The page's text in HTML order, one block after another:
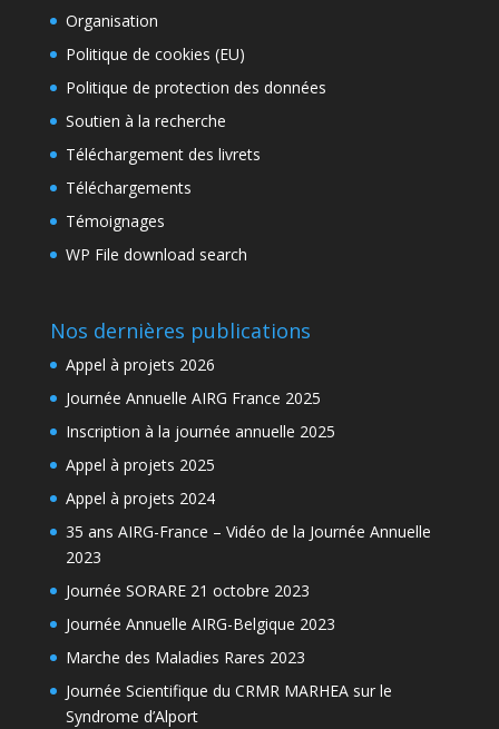
Organisation
Politique de cookies (EU)
Politique de protection des données
Soutien à la recherche
Téléchargement des livrets
Téléchargements
Témoignages
WP File download search
Nos dernières publications
Appel à projets 2026
Journée Annuelle AIRG France 2025
Inscription à la journée annuelle 2025
Appel à projets 2025
Appel à projets 2024
35 ans AIRG-France – Vidéo de la Journée Annuelle
2023
Journée SORARE 21 octobre 2023
Journée Annuelle AIRG-Belgique 2023
Marche des Maladies Rares 2023
Journée Scientifique du CRMR MARHEA sur le
Syndrome d’Alport